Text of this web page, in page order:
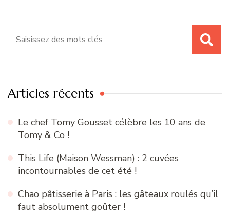
Articles récents
Le chef Tomy Gousset célèbre les 10 ans de
Tomy & Co !
This Life (Maison Wessman) : 2 cuvées
incontournables de cet été !
Chao pâtisserie à Paris : les gâteaux roulés qu’il
faut absolument goûter !